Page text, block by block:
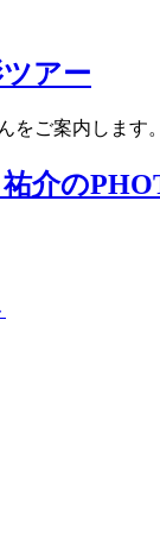
をご案内します。